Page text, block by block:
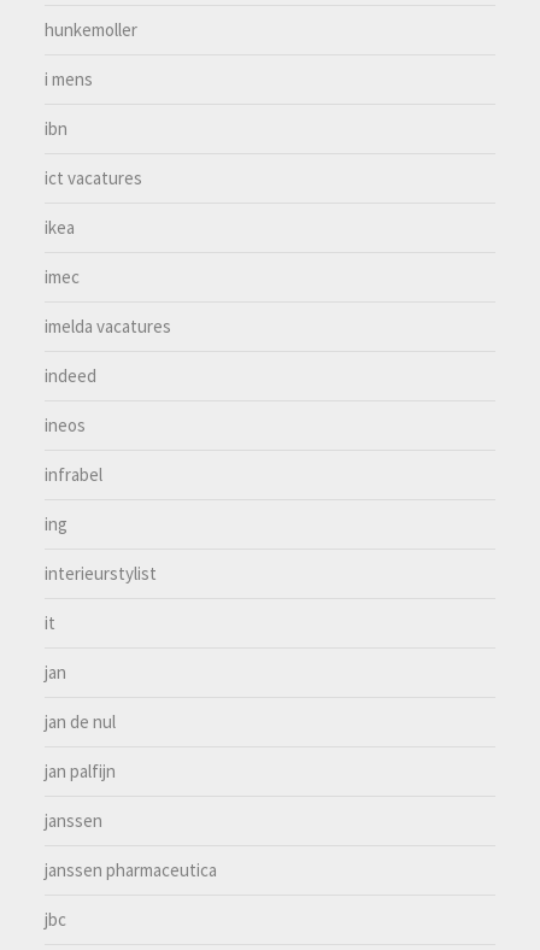
hunkemoller
i mens
ibn
ict vacatures
ikea
imec
imelda vacatures
indeed
ineos
infrabel
ing
interieurstylist
it
jan
jan de nul
jan palfijn
janssen
janssen pharmaceutica
jbc